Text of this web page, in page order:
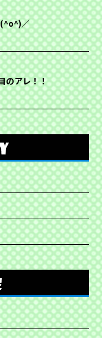
(^o^)／
のアレ！！